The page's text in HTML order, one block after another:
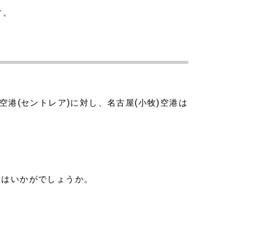
港(セントレア)に対し、名古屋(小牧)空港は
いかがでしょうか。